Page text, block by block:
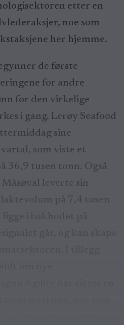
etter en
noe som
her hjemme.
de første
for andre
før den virkelige
i gang. Lerøy Seafood
sine
som viste et
36,9 tusen tonn. Også
leverte sin
på 7,4 tusen